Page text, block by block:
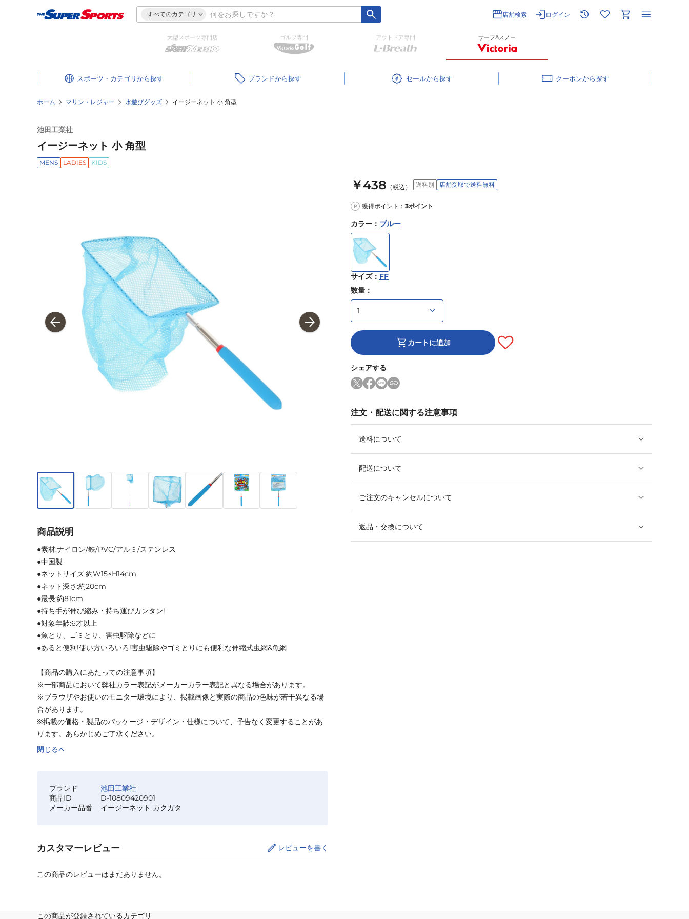
すべてのカテゴリ 店舗検索 ログイン
大型スポーツ専門店 ゴルフ専門 アウトドア専門 サーフ&スノー
スポーツ・カテゴリ ブランド セール クーポン
ホーム マリン・レジャー 水遊びグッズ イージーネット 小 角型
池田工業社
イージーネット 小 角型
MENS LADIES KIDS
￥438 （税込） 送料別 店舗受取で送料無料
P 獲得ポイント： 3ポイント
カラー ： ブルー
サイズ： FF
数量：
カートに追加
シェアする
注文・配送に関する注意事項
送料について
配送について
ご注文のキャンセルについて
返品・交換について
商品説明
●素材:ナイロン/鉄/PVC/アルミ/ステンレス
●中国製
●ネットサイズ:約W15×H14cm
●ネット深さ:約20cm
●最長:約81cm
●持ち手が伸び縮み・持ち運びカンタン!
●対象年齢:6才以上
●魚とり、ゴミとり、害虫駆除などに
●あると便利!使い方いろいろ!害虫駆除やゴミとりにも便利な伸縮式虫網&魚網
【商品の購入にあたっての注意事項】
※一部商品において弊社カラー表記がメーカーカラー表記と異なる場合があります。
※ブラウザやお使いのモニター環境により、掲載画像と実際の商品の色味が若干異なる場
合があります。
※掲載の価格・製品のパッケージ・デザイン・仕様について、予告なく変更することがあ
ります。あらかじめご了承ください。
閉じる
ブランド
池田工業社
商品ID
D-10809420901
メーカー品番
イージーネット カクガタ
カスタマーレビュー レビューを書く
この商品のレビューはまだありません。
この商品が登録されているカテゴリ